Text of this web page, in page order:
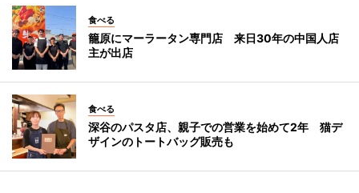
食べる
籠原にマーラータン専門店 来日30年の中国人店
主が出店
食べる
深谷のパスタ店、親子での営業を始めて2年 猫デ
ザインのトートバッグ販売も